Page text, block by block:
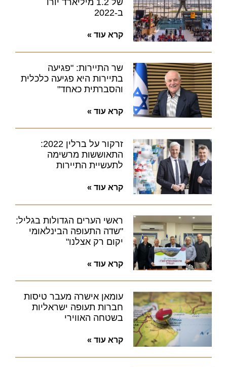
ב-2022
קרא עוד »
שר התיירות: "פגיעה
בתיירות היא פגיעה כלכלית
והסברתית כאחד"
קרא עוד »
זרקור על ברלין 2022:
התאוששות מרשימה
לתעשיית התיירות
קרא עוד »
ראשי הערים הגדולות בגליל:
"שדה התעופה הבינלאומי
יקום רק אצלנו"
קרא עוד »
עומאן אישרה מעבר טיסות
חברות תעופה ישראליות
בשטחה האווירי
קרא עוד »